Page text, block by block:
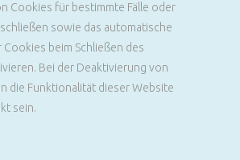
Cookies für bestimmte Fälle oder
sowie das automatische
Cookies beim Schließen des
Bei der Deaktivierung von
die Funktionalität dieser Website
sein.